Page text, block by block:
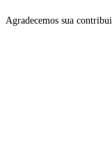
Agradecemos sua